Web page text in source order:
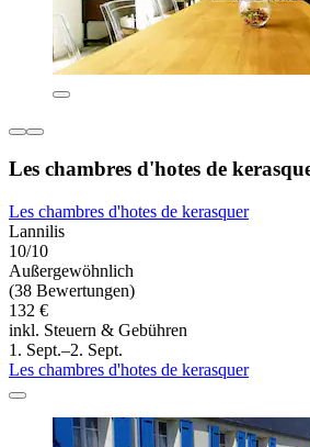
Les chambres d'hotes de
Les chambres d'hotes de kerasquer
Lannilis
10/10
Außergewöhnlich
(38 Bewertungen)
132 €
inkl. Steuern & Gebühren
1. Sept.–2. Sept.
Les chambres d'hotes de kerasquer